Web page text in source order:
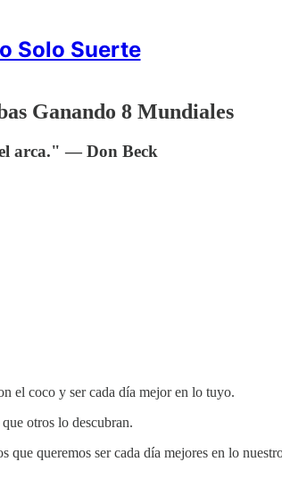
Solo Suerte
Ganando 8 Mundiales
arca." — Don Beck
el coco y ser cada día mejor en lo tuyo.
otros lo descubran.
que queremos ser cada día mejores en lo